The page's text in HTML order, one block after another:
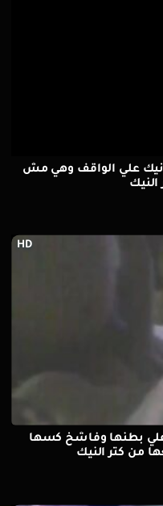
علي الواقف وهي مش
النيك
HD
علي بطنها وفاشخ كسها
من كتر النيك